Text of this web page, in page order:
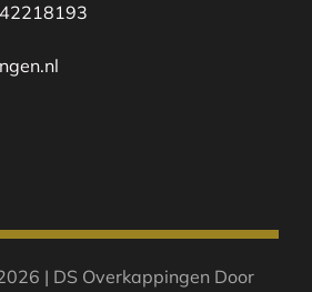
| DS Overkappingen Door